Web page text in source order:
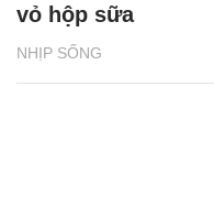
NHỊP SỐNG
vỏ hộp sữa